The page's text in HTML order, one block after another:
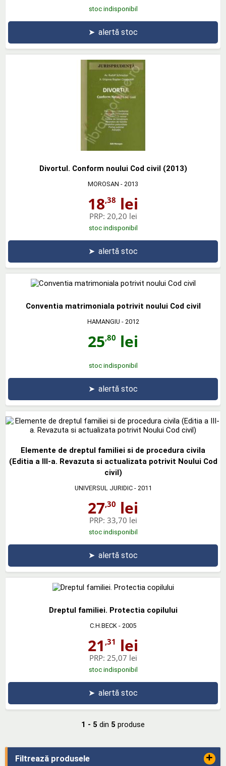
Filtrează produsele +
stoc indisponibil
➤ alertă stoc
Divortul. Conform noului Cod civil (2013)
MOROSAN - 2013
18,38 lei
PRP: 20,20 lei
stoc indisponibil
➤ alertă stoc
Conventia matrimoniala potrivit noului Cod civil
HAMANGIU - 2012
25,80 lei
stoc indisponibil
➤ alertă stoc
Elemente de dreptul familiei si de procedura civila
(Editia a III-a. Revazuta si actualizata potrivit Noului Cod
civil)
UNIVERSUL JURIDIC- 2011
27,30 lei
PRP: 33,70 lei
stoc indisponibil
➤ alertă stoc
Dreptul familiei. Protectia copilului
C.H.BECK - 2005
21 ,31 lei
PRP: 25,07 lei
stoc indisponibil
➤ alertă stoc
1 - 5 din 5 produse